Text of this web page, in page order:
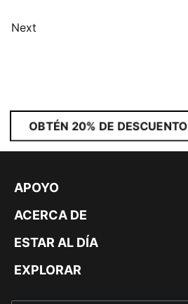
Next
OBTÉN 20% DE DESCUENTO
APOYO
ACERCA DE
ESTAR AL DÍA
EXPLORAR